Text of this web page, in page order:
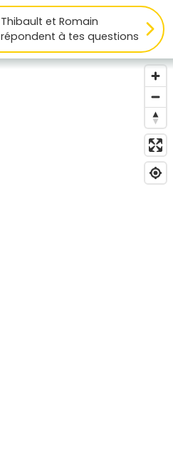
Thibault et Romain
répondent à tes questions